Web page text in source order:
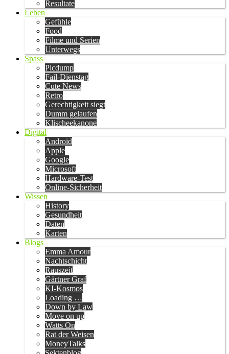
Resultate
Leben
Gefühle
Food
Filme und Serien
Unterwegs
Spass
Picdump
Fail-Dienstag
Cute News
Retro
Gerechtigkeit siegt
Dumm gelaufen
Klischeekanone
Digital
Android
Apple
Google
Microsoft
Hardware-Test
Online-Sicherheit
Wissen
History
Gesundheit
Daten
Karten
Blogs
Emma Amour
Nachtschicht
Rauszeit
Gärtner Graf
KI-Kosmos
Loading …
Down by Law
Move on up
Watts On
Rat der Weisen
MoneyTalks